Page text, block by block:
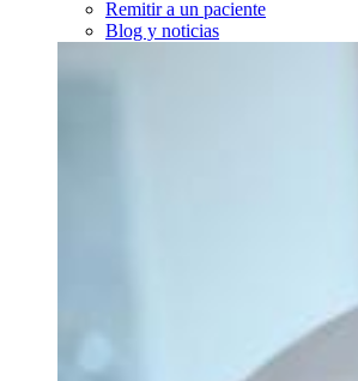
Remitir a un paciente
Blog y noticias